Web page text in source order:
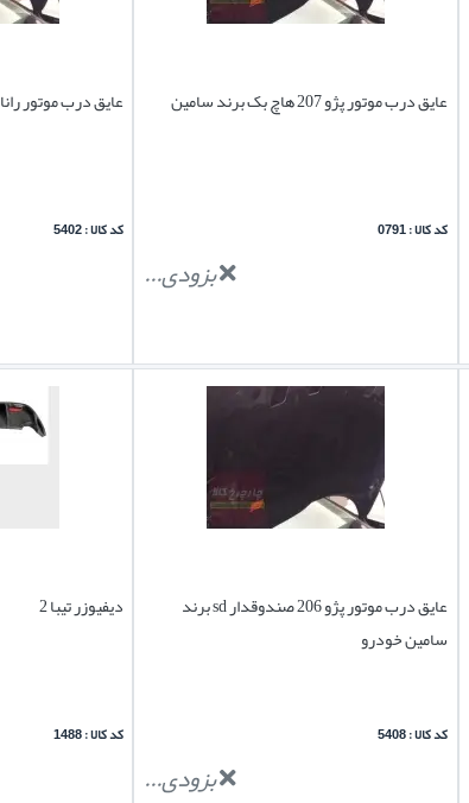
عایق درب موتور پژو 207 هاچ بک برند سامین
کد کالا : 0791
بزودی...
عایق درب موتور رانا
کد کالا : 5402
عایق درب موتور پژو 206 صندوقدار sd برند
سامین خودرو
کد کالا : 5408
بزودی...
دیفیوزر تیبا 2
کد کالا : 1488